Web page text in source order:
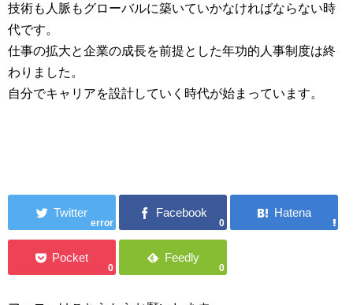
技術も人脈もグローバルに築いていかなければならない時
代です。
仕事の拡大と企業の成長を前提とした年功的人事制度は終
わりました。
自分でキャリアを設計していく時代が始まっています。
error 0
0 0